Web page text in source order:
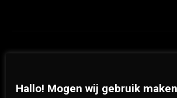
Hallo! Mogen wij gebruik